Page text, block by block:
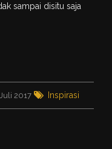
sampai disitu saja
2017 Inspirasi